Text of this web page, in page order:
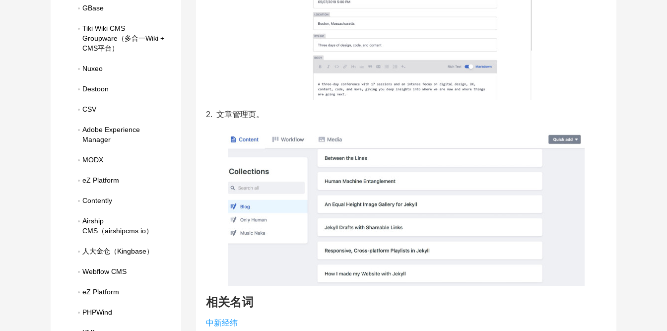
GBase
Tiki Wiki CMS
Groupware（多合一Wiki +
CMS平台）
Nuxeo
Destoon
CSV
Adobe Experience
Manager
MODX
eZ Platform
Contently
Airship
CMS（airshipcms.io）
人大金仓（Kingbase）
Webflow CMS
eZ Platform
PHPWind
2. 文章管理页。
相关名词
中新经纬